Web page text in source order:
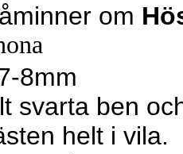
om
8mm
svarta ben
helt i vila.